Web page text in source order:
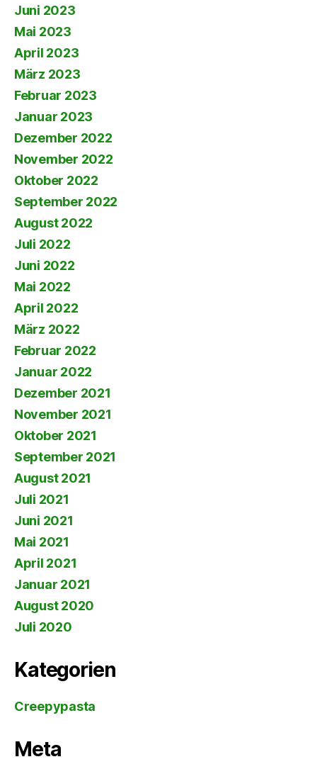
Juni 2023
Mai 2023
April 2023
März 2023
Februar 2023
Januar 2023
Dezember 2022
November 2022
Oktober 2022
September 2022
August 2022
Juli 2022
Juni 2022
Mai 2022
April 2022
März 2022
Februar 2022
Januar 2022
Dezember 2021
November 2021
Oktober 2021
September 2021
August 2021
Juli 2021
Juni 2021
Mai 2021
April 2021
Januar 2021
August 2020
Juli 2020
Kategorien
Creepypasta
Meta